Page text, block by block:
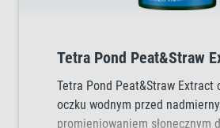
Tetra Pond Peat&Straw
Tetra Pond Peat&Straw Extract
oczku wodnym przed
promieniowaniem słonecznym